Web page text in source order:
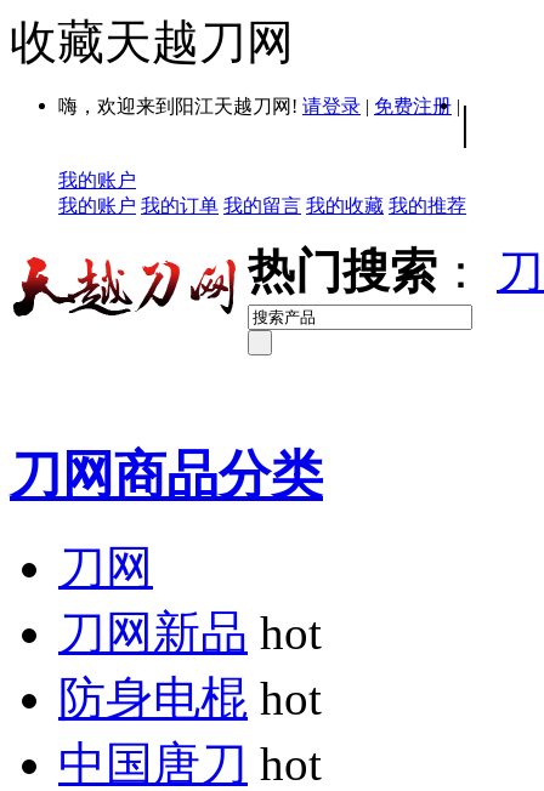
收藏天越刀网
嗨，欢迎来到阳江天越刀网! 请登录 | 免费注册 | |
我的账户
我的账户 我的订单 我的留言 我的收藏 我的推荐
热门搜索 ：
刀网商品分类
刀网
刀网新品 hot
防身电棍 hot
中国唐刀 hot